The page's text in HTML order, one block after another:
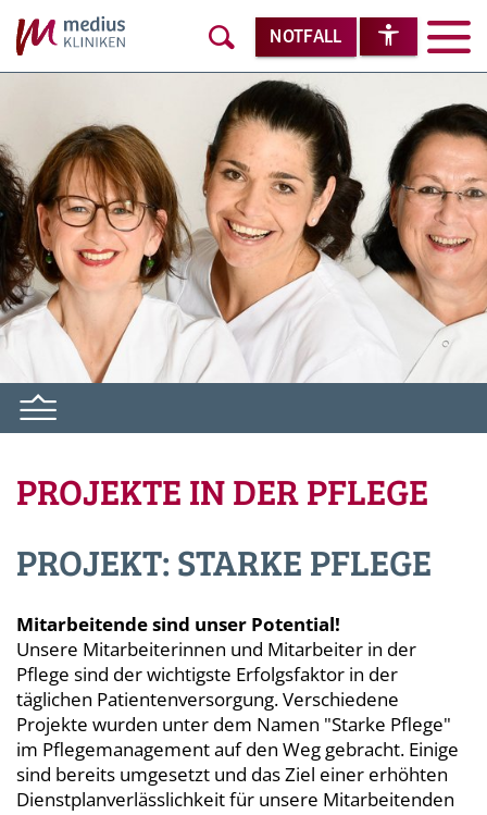
NOTFALL
PROJEKTE IN DER PFLEGE
PROJEKT: STARKE PFLEGE
Mitarbeitende sind unser Potential!
Unsere Mitarbeiterinnen und Mitarbeiter in der
Pflege sind der wichtigste Erfolgsfaktor in der
täglichen Patientenversorgung. Verschiedene
Projekte wurden unter dem Namen "Starke Pflege"
im Pflegemanagement auf den Weg gebracht. Einige
sind bereits umgesetzt und das Ziel einer erhöhten
Dienstplanverlässlichkeit für unsere Mitarbeitenden